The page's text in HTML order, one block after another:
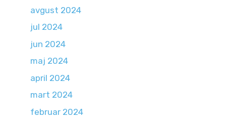
avgust 2024
jul 2024
jun 2024
maj 2024
april 2024
mart 2024
februar 2024